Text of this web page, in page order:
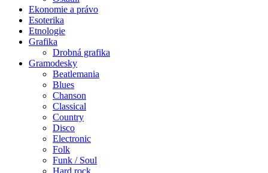
Ekonomie a právo
Esoterika
Etnologie
Grafika
Drobná grafika
Gramodesky
Beatlemania
Blues
Chanson
Classical
Country
Disco
Electronic
Folk
Funk / Soul